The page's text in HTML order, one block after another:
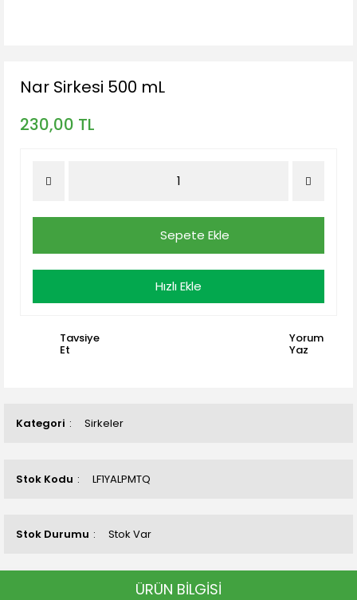
Kategori Sirkeler
Stok Kodu LF1YALPMTQ
Stok Durumu Stok Var
Nar Sirkesi 500 mL
230,00 TL
Sepete Ekle
Hızlı Ekle
Tavsiye
Et
Yorum
Yaz
ÜRÜN BİLGİSİ